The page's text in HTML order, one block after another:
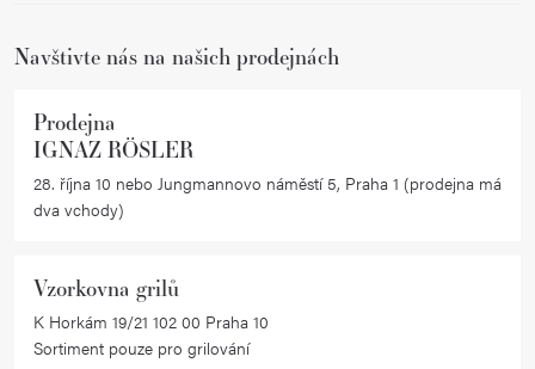
Navštivte nás na našich prodejnách
Prodejna
IGNAZ RÖSLER
28. října 10 nebo Jungmannovo náměstí 5, Praha 1 (prodejna má
dva vchody)
Vzorkovna grilů
K Horkám 19/21 102 00 Praha 10
Sortiment pouze pro grilování